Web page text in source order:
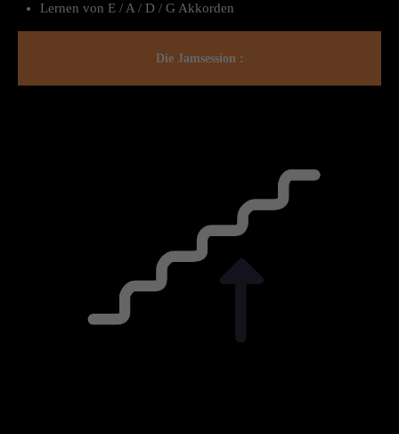
Lernen von E / A / D / G Akkorden
Die Jamsession :